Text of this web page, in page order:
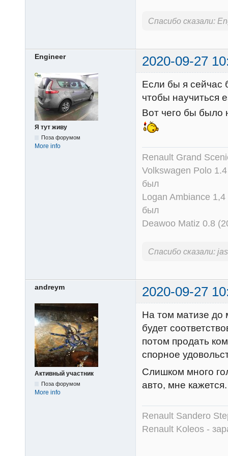
Спасибо сказали:
Engineer 2020-09-27
Я тут живу
Поза форумом
More info
Если бы я сейчас
чтобы научиться
Вот чего бы было
Renault Grand
Volkswagen Polo
был
Logan Ambiance
был
Deawoo Matiz 0.8
Спасибо сказали:
andreym 2020-09-27
Активный участник
Поза форумом
More info
На том матизе до
будет
потом продать
спорное
Слишком много
авто, мне кажется.
Renault Sandero
Renault Koleos -